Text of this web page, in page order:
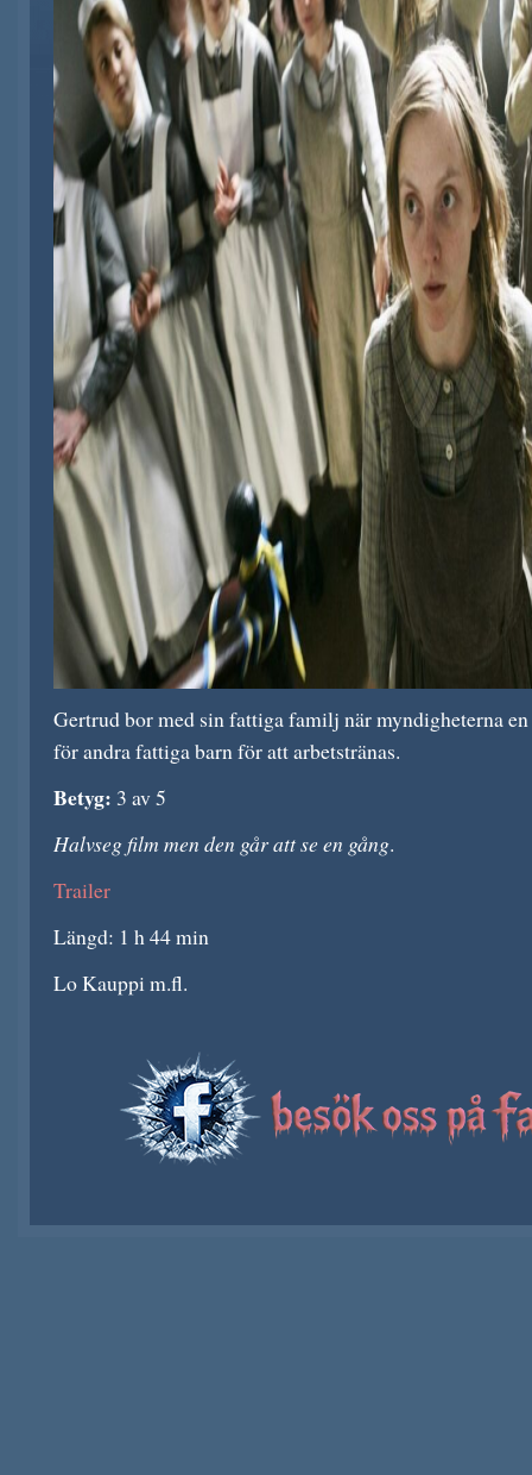
Gertrud bor med sin fattiga familj när myndigheterna
för andra fattiga barn för att arbetstränas.
Betyg: 3 av 5
Halvseg film men den går att se en gång.
Trailer
Längd: 1 h 44 min
Lo Kauppi m.fl.